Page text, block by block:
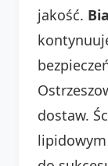
jakość.
dostaw.